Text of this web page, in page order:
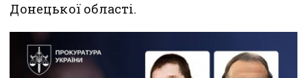
Донецької області.